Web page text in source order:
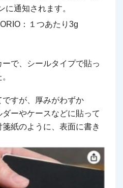
に通知されます。
：１つあたり3g
で、シールタイプで貼っ
すが、厚みがわずか
ーやケースなどに貼って
紙のように、表面に書き